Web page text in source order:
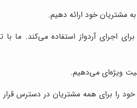
مشتریان خود ارائه دهیم.
اجرای آردواز استفاده می‌کند. ما
ویژه‌ای می‌دهیم.
را برای همه مشتریان در دسترس